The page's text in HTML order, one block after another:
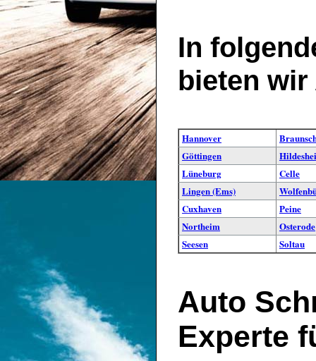
In
bieten
Hannover
Göttingen
Lüneburg
Celle
Lingen (Ems)
Cuxhaven
Peine
Northeim
Osterode
Seesen
Soltau
Auto
Experte